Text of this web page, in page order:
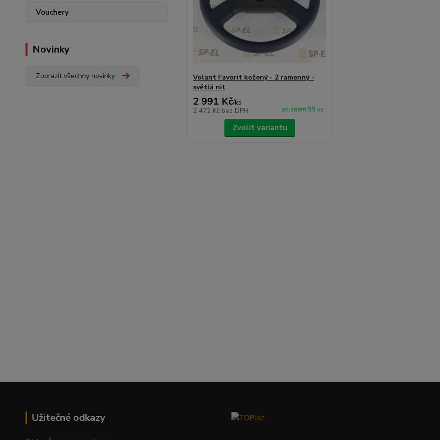
Vouchery
Novinky
Zobrazit všechny novinky
Volant Favorit kožený - 2 ramenný -
světlá nit
2 991 Kč/ks
2 472 Kč bez DPH skladem 99 ks
Zvolit variantu
Užitečné odkazy